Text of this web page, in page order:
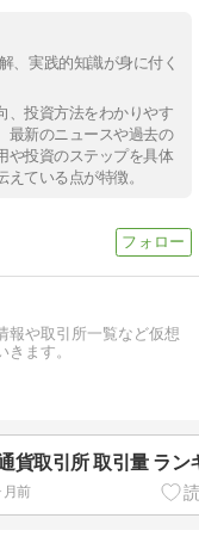
、実践的知識が身に付く
、投資方法をわかりやす
最新のニュースや過去の
や投資のステップを具体
ている点が特徴。
報や取引所一覧など仮想
ます。
貨取引所 取引量 ラン
月前